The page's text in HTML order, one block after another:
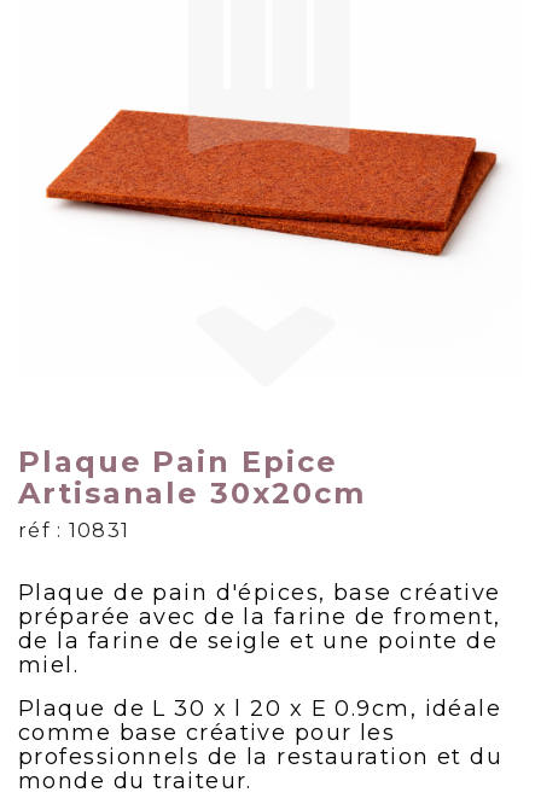
Plaque Pain Epice
Artisanale 30x20cm
réf : 10831
Plaque de pain d'épices, base créative
préparée avec de la farine de froment,
de la farine de seigle et une pointe de
miel.
Plaque de L 30 x l 20 x E 0.9cm, idéale
comme base créative pour les
professionnels de la restauration et du
monde du traiteur.